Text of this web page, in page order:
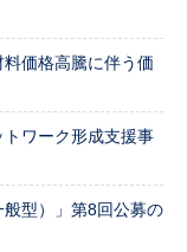
料価格高騰に伴う価
トワーク形成支援事
般型）」第8回公募の